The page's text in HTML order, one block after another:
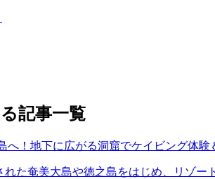
記事一覧
へ！地下に広がる洞窟でケイビング体験
れた奄美大島や徳之島をはじめ、リゾ